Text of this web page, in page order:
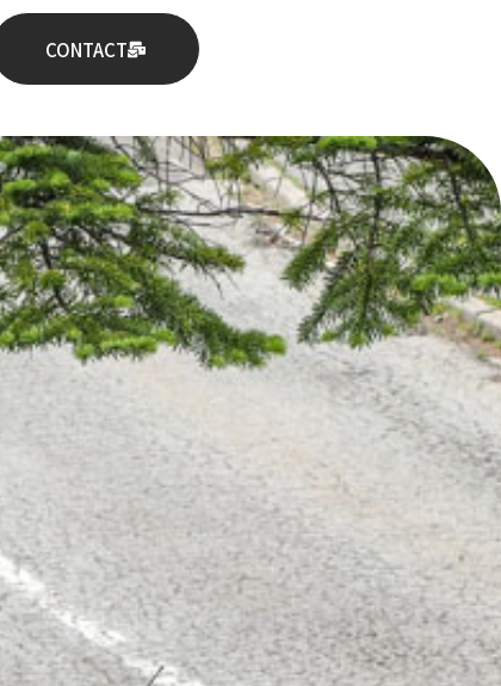
CONTACT